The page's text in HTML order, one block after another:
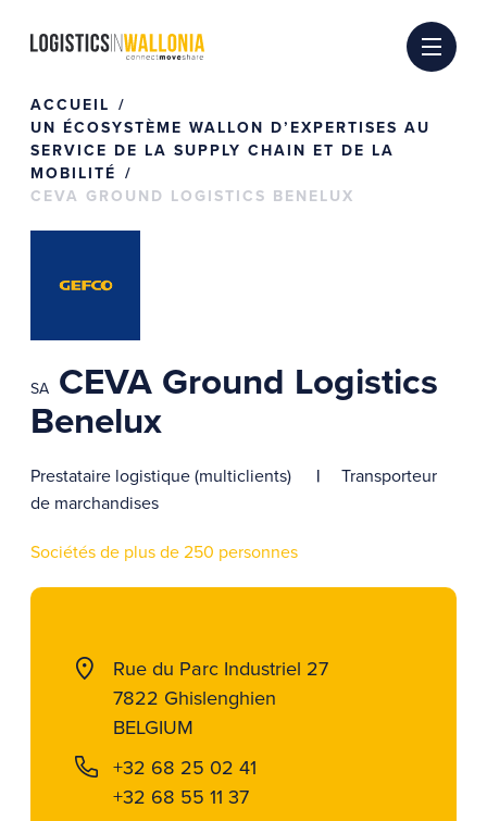
ACCUEIL
UN ÉCOSYSTÈME WALLON D’EXPERTISES AU
SERVICE DE LA SUPPLY CHAIN ET DE LA
MOBILITÉ
CEVA GROUND LOGISTICS BENELUX
SA CEVA Ground Logistics
Benelux
Prestataire logistique (multiclients)
Transporteur
de marchandises
Sociétés de plus de 250 personnes
Rue du Parc Industriel 27
7822 Ghislenghien
BELGIUM
+32 68 25 02 41
+32 68 55 11 37